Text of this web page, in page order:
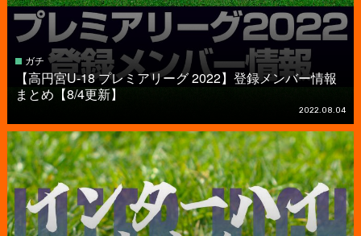
ガチ
【高円宮U-18 プレミアリーグ 2022】登録メンバー情報
まとめ【8/4更新】
2022.08.04